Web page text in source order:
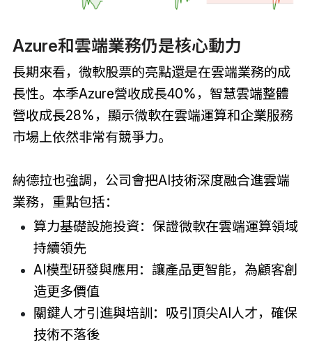
Azure和雲端業務仍是核心動力
長期來看，微軟股票的亮點還是在雲端業務的成
長性。本季Azure營收成長40%，智慧雲端整體
營收成長28%，顯示微軟在雲端運算和企業服務
市場上依然非常有競爭力。
納德拉也強調，公司會把AI技術深度融合進雲端
業務，重點包括：
算力基礎設施投資：保證微軟在雲端運算領域
持續領先
AI模型研發與應用：讓產品更智能，為顧客創
造更多價值
關鍵人才引進與培訓：吸引頂尖AI人才，確保
技術不落後